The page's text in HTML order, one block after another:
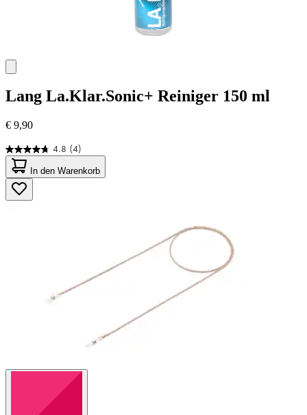
Lang La.Klar.Sonic+ Reiniger 150 ml
€ 9,90
4.8 (4)
4.8
von
5
Sternen.
4
In den Warenkorb